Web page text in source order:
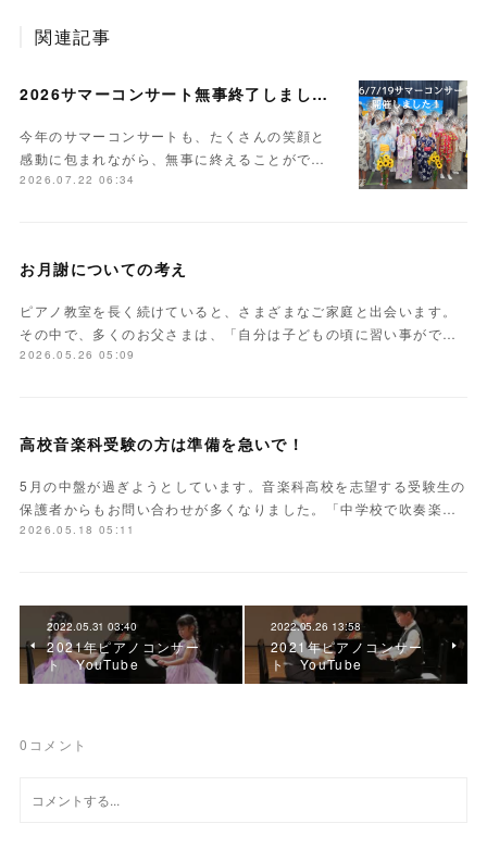
関連記事
2026サマーコンサート無事終了しました。
今年のサマーコンサートも、たくさんの笑顔と
感動に包まれながら、無事に終えることがで…
2026.07.22 06:34
お月謝についての考え
ピアノ教室を長く続けていると、さまざまなご家庭と出会います。
その中で、多くのお父さまは、「自分は子どもの頃に習い事がで…
2026.05.26 05:09
高校音楽科受験の方は準備を急いで！
5月の中盤が過ぎようとしています。音楽科高校を志望する受験生の
保護者からもお問い合わせが多くなりました。「中学校で吹奏楽…
2026.05.18 05:11
2022.05.31 03:40
2021年ピアノコンサー
ト YouTube
2022.05.26 13:58
2021年ピアノコンサー
ト YouTube
0 コメント